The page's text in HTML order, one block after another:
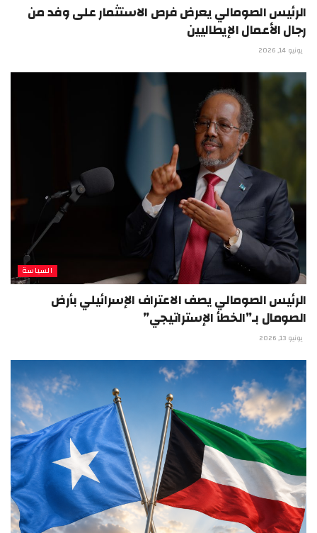
الرئيس الصومالي يعرض فرص الاستثمار على وفد من
رجال الأعمال الإيطاليين
يونيو 14, 2026
السياسة
الرئيس الصومالي يصف الاعتراف الإسرائيلي بأرض
الصومال بـ”الخطأ الإستراتيجي”
يونيو 13, 2026